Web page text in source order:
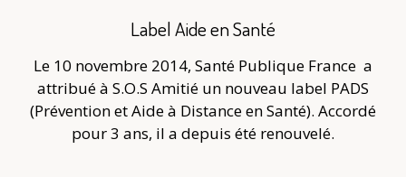
Label Aide en Santé
Le 10 novembre 2014, Santé Publique France a
attribué à S.O.S Amitié un nouveau label PADS
(Prévention et Aide à Distance en Santé). Accordé
pour 3 ans, il a depuis été renouvelé.